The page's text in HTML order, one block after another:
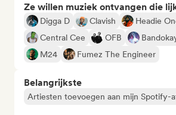
Ze willen muziek ontvangen die
Digga D Clavish
Headie
Central Cee
OFB
M24
Fumez The Engineer
Belangrijkste
Artiesten toevoegen aan mijn Spotify-